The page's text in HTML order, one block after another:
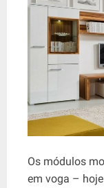
Os módulos
em voga –